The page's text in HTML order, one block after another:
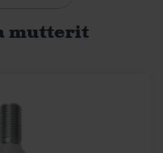
mutterit